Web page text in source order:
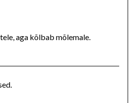
aga kõlbab mõlemale.